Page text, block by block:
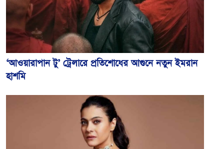
‘আওয়ারাপান টু’ ট্রেলারে প্রতিশোধের আগুনে নতুন ইমরান
হাশমি